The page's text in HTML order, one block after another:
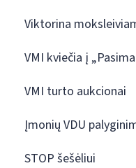
Viktorina
VMI kviečia į
VMI turto aukcionai
Įmonių VDU
STOP šešėliui